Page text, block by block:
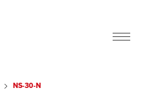
NS-30-N